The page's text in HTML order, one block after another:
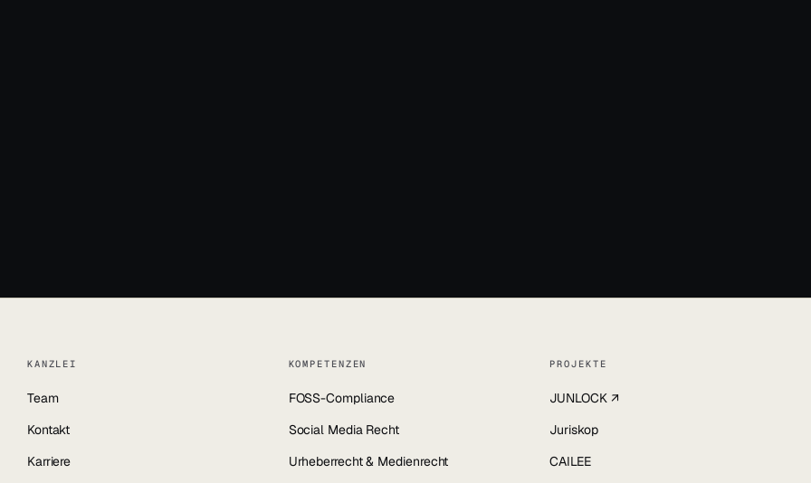
KANZLEI
Team
Kontakt
Karriere
KOMPETENZEN
FOSS-Compliance
Social Media Recht
Urheberrecht & Medienrecht
PROJEKTE
JUNLOCK ↗
Juriskop
CAILEE